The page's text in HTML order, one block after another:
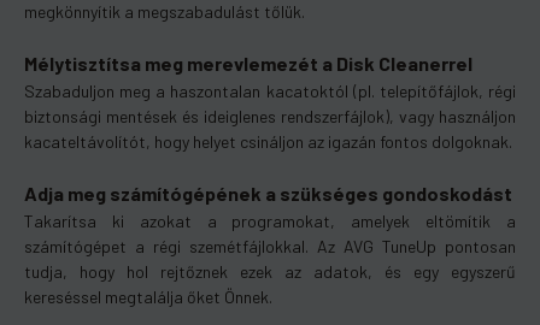
megkönnyítik a megszabadulást tőlük.
Mélytisztítsa meg merevlemezét a Disk Cleanerrel
Szabaduljon meg a haszontalan kacatoktól (pl. telepítőfájlok, régi
biztonsági mentések és ideiglenes rendszerfájlok), vagy használjon
kacateltávolítót, hogy helyet csináljon az igazán fontos dolgoknak.
Adja meg számítógépének a szükséges gondoskodást
Takarítsa ki azokat a programokat, amelyek eltömítik a
számítógépet a régi szemétfájlokkal. Az AVG TuneUp pontosan
tudja, hogy hol rejtőznek ezek az adatok, és egy egyszerű
kereséssel megtalálja őket Önnek.